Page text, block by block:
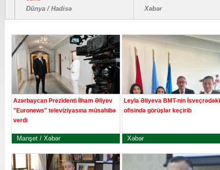
Dünya / Hadisə Xəbər
Azərbaycan Prezidenti İlham Əliyev
"Euronews" televiziyasına müsahibə
verdi
Manşet / Xəbər
Leyla Əliyeva BMT-nin İsveçrədəki
ofisində görüşlər keçirib
Xəbər